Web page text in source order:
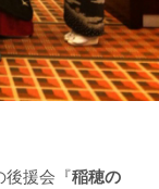
後援会『稲穂の